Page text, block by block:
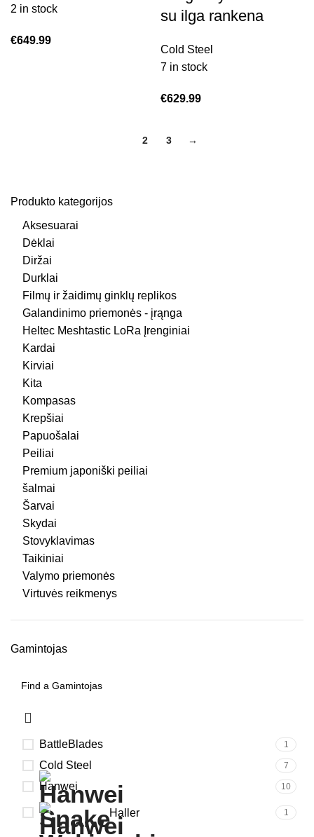
Produkto kategorijos
Aksesuarai
Dėklai
Diržai
Durklai
Filmų ir žaidimų ginklų replikos
Galandinimo priemonės - įrąnga
Heltec Meshtastic LoRa Įrenginiai
Kardai
Kirviai
Kita
Kompasas
Krepšiai
Papuošalai
Peiliai
Premium japoniški peiliai
šalmai
Šarvai
Skydai
Stovyklavimas
Taikiniai
Valymo priemonės
Virtuvės reikmenys
Gamintojas
BattleBlades 1
Cold Steel 7
Hanwei 10
Haller 1
2 in stock
€649.99
su ilga rankena
Cold Steel
7 in stock
€629.99
2 3 →